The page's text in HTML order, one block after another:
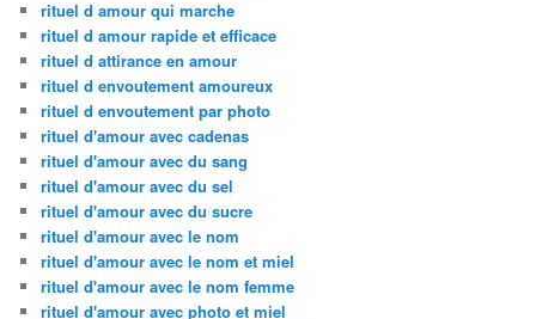
rituel d amour qui marche
rituel d amour rapide et efficace
rituel d attirance en amour
rituel d envoutement amoureux
rituel d envoutement par photo
rituel d'amour avec cadenas
rituel d'amour avec du sang
rituel d'amour avec du sel
rituel d'amour avec du sucre
rituel d'amour avec le nom
rituel d'amour avec le nom et miel
rituel d'amour avec le nom femme
rituel d'amour avec photo et miel